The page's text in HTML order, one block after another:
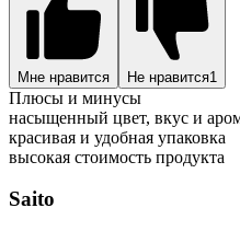
Мне нравится Не нравится1
Плюсы и минусы
насыщенный цвет, вкус и
красивая и удобная упаковка
высокая стоимость продукта
Saito